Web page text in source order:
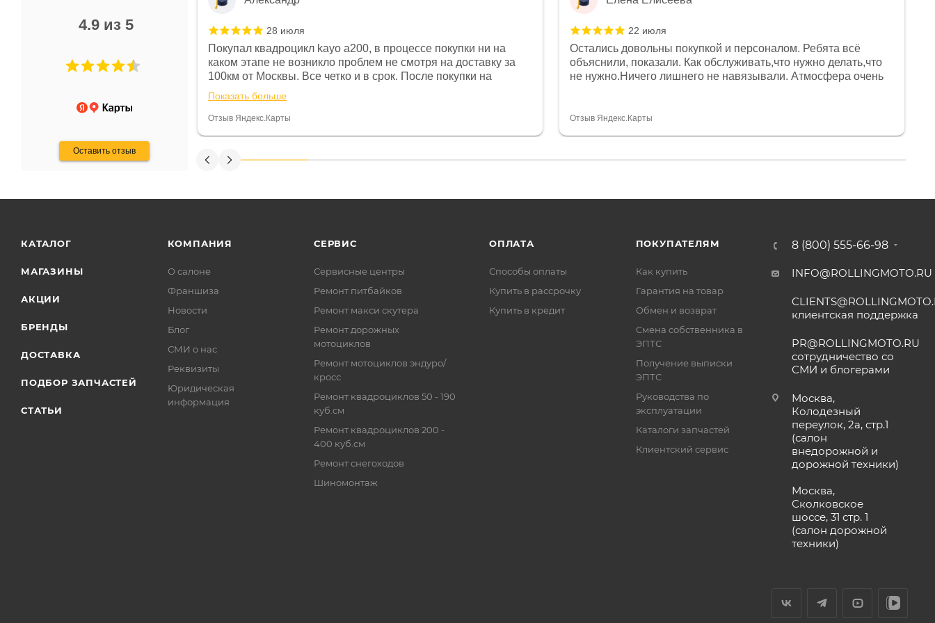
4.9 из 5
Оставить отзыв
Не понравились условия
и дают только на год)
28 июля
Покупал квадроцикл kayo a200, в процессе покупки ни на
каком этапе не возникло проблем не смотря на доставку за
100км от Москвы. Все четко и в срок. После покупки на
спидометре всегда был 0, при этом представители магазина
постоянно были на связи и в итоге проблема была решена.
Считаю, что это говорит о небезразличии к клиенту после
Показать больше
Отзыв Яндекс.Карты
22 июля
Остались довольны покупкой и персоналом. Ребята всё
объяснили, показали. Как обслуживать,что нужно делать,что
не нужно.Ничего лишнего не навязывали. Атмосфера очень
огромное спасибо Дмитрию, за клиентоориентированность и
Отзыв Яндекс.Карты
КАТАЛОГ
МАГАЗИНЫ
АКЦИИ
БРЕНДЫ
ДОСТАВКА
ПОДБОР ЗАПЧАСТЕЙ
СТАТЬИ
КОМПАНИЯ
О салоне
Франшиза
Новости
Блог
СМИ о нас
Реквизиты
Юридическая
информация
СЕРВИС
Сервисные центры
Ремонт питбайков
Ремонт макси скутера
Ремонт дорожных
мотоциклов
Ремонт мотоциклов эндуро/
кросс
Ремонт квадроциклов 50 - 190
куб.см
Ремонт квадроциклов 200 -
400 куб.см
Ремонт снегоходов
Шиномонтаж
ОПЛАТА
Способы оплаты
Купить в рассрочку
Купить в кредит
ПОКУПАТЕЛЯМ
Как купить
Гарантия на товар
Обмен и возврат
Смена собственника в
ЭПТС
Получение выписки
ЭПТС
Руководства по
эксплуатации
Каталоги запчастей
Клиентский сервис
8 (800) 555-66-98
INFO@ROLLINGMOTO.RU
клиентская поддержка
PR@ROLLINGMOTO.RU
сотрудничество со
СМИ и блогерами
Москва,
Колодезный
переулок, 2а, стр.1
(салон
внедорожной и
дорожной техники)
Москва,
Сколковское
шоссе, 31 стр. 1
(салон дорожной
техники)